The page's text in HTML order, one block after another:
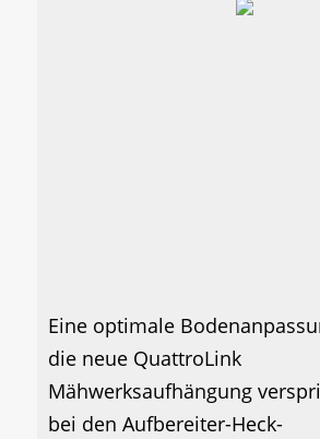
Eine optimale
die neue QuattroLink
Mähwerksaufhängung
bei den Aufbereiter-Heck-